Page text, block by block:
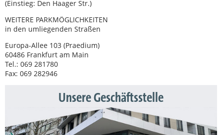
(Einstieg: Den Haager Str.)
WEITERE PARKMÖGLICHKEITEN
in den umliegenden Straßen
Europa-Allee 103 (Praedium)
60486 Frankfurt am Main
Tel.: 069 281780
Fax: 069 282946
Unsere Geschäftsstelle